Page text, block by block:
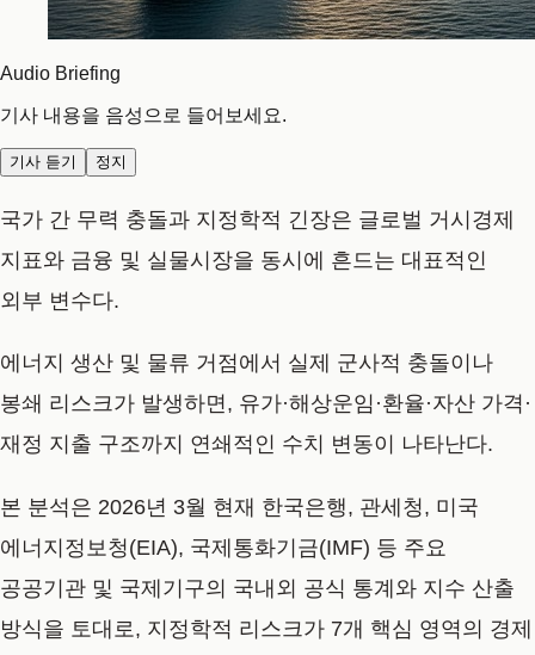
Audio Briefing
기사 내용을 음성으로 들어보세요.
기사 듣기 정지
국가 간 무력 충돌과 지정학적 긴장은 글로벌 거시경제
지표와 금융 및 실물시장을 동시에 흔드는 대표적인
외부 변수다.
에너지 생산 및 물류 거점에서 실제 군사적 충돌이나
봉쇄 리스크가 발생하면, 유가·해상운임·환율·자산 가격·
재정 지출 구조까지 연쇄적인 수치 변동이 나타난다.
본 분석은 2026년 3월 현재 한국은행, 관세청, 미국
에너지정보청(EIA), 국제통화기금(IMF) 등 주요
공공기관 및 국제기구의 국내외 공식 통계와 지수 산출
방식을 토대로, 지정학적 리스크가 7개 핵심 영역의 경제